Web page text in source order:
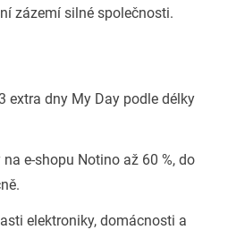
zázemí silné společnosti.
extra dny My Day podle délky
e-shopu Notino až 60 %, do
elektroniky, domácnosti a